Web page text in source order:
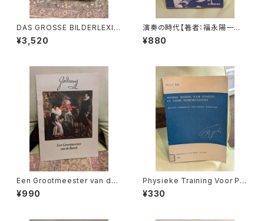
DAS GROSSE BILDERLEXIK
ON DER MODE【著者：Ludmil
a Kybalová, Olga Herbeno
¥3,520
演奏の時代【著者：福永陽一郎】
出版社：紀伊國屋書店 1978年
¥880
Een Grootmeester van de
barok【著者：Leona Detièg
e】出版社：不明 出版年不明
¥990
Physieke Training Voor Pia
nisten en Andere Instrume
ntalisten【著者：Dr.G.C.Kop】
¥330